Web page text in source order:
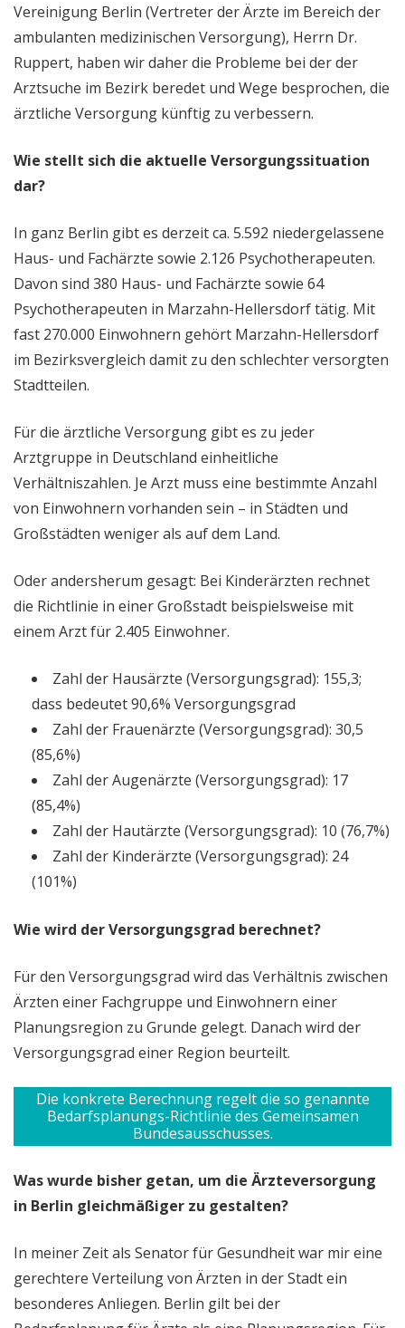
Vereinigung Berlin (Vertreter der Ärzte im Bereich der
ambulanten medizinischen Versorgung), Herrn Dr.
Ruppert, haben wir daher die Probleme bei der der
Arztsuche im Bezirk beredet und Wege besprochen, die
ärztliche Versorgung künftig zu verbessern.
Wie stellt sich die aktuelle Versorgungssituation
dar?
In ganz Berlin gibt es derzeit ca. 5.592 niedergelassene
Haus- und Fachärzte sowie 2.126 Psychotherapeuten.
Davon sind 380 Haus- und Fachärzte sowie 64
Psychotherapeuten in Marzahn-Hellersdorf tätig. Mit
fast 270.000 Einwohnern gehört Marzahn-Hellersdorf
im Bezirksvergleich damit zu den schlechter versorgten
Stadtteilen.
Für die ärztliche Versorgung gibt es zu jeder
Arztgruppe in Deutschland einheitliche
Verhältniszahlen. Je Arzt muss eine bestimmte Anzahl
von Einwohnern vorhanden sein – in Städten und
Großstädten weniger als auf dem Land.
Oder andersherum gesagt: Bei Kinderärzten rechnet
die Richtlinie in einer Großstadt beispielsweise mit
einem Arzt für 2.405 Einwohner.
Zahl der Hausärzte (Versorgungsgrad): 155,3;
dass bedeutet 90,6% Versorgungsgrad
Zahl der Frauenärzte (Versorgungsgrad): 30,5
(85,6%)
Zahl der Augenärzte (Versorgungsgrad): 17
(85,4%)
Zahl der Hautärzte (Versorgungsgrad): 10 (76,7%)
Zahl der Kinderärzte (Versorgungsgrad): 24
(101%)
Wie wird der Versorgungsgrad berechnet?
Für den Versorgungsgrad wird das Verhältnis zwischen
Ärzten einer Fachgruppe und Einwohnern einer
Planungsregion zu Grunde gelegt. Danach wird der
Versorgungsgrad einer Region beurteilt.
Die konkrete Berechnung regelt die so genannte
Bedarfsplanungs-Richtlinie des Gemeinsamen
Bundesausschusses.
Was wurde bisher getan, um die Ärzteversorgung
in Berlin gleichmäßiger zu gestalten?
In meiner Zeit als Senator für Gesundheit war mir eine
gerechtere Verteilung von Ärzten in der Stadt ein
besonderes Anliegen. Berlin gilt bei der